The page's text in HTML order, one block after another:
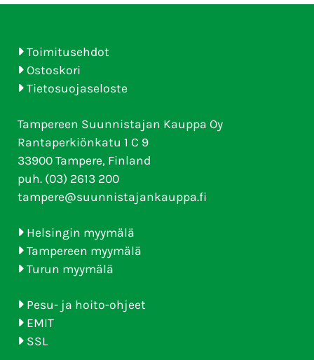
Toimitusehdot
Ostoskori
Tietosuojaseloste
Tampereen Suunnistajan Kauppa Oy
Rantaperkiönkatu 1 C 9
33900 Tampere, Finland
puh. (03) 2613 200
tampere@suunnistajankauppa.fi
Helsingin myymälä
Tampereen myymälä
Turun myymälä
Pesu- ja hoito-ohjeet
EMIT
SSL